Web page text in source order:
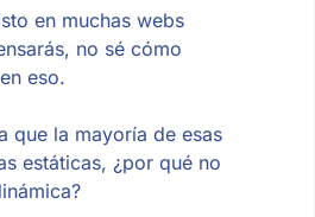
en muchas webs
no sé cómo
eso.
que la mayoría de esas
estáticas, ¿por qué no